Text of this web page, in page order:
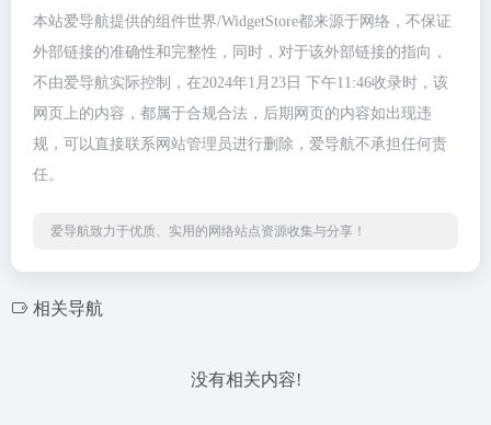
本站爱导航提供的组件世界/WidgetStore都来源于网络，不保证
外部链接的准确性和完整性，同时，对于该外部链接的指向，
不由爱导航实际控制，在2024年1月23日 下午11:46收录时，该
网页上的内容，都属于合规合法，后期网页的内容如出现违
规，可以直接联系网站管理员进行删除，爱导航不承担任何责
任。
爱导航致力于优质、实用的网络站点资源收集与分享！
相关导航
没有相关内容!